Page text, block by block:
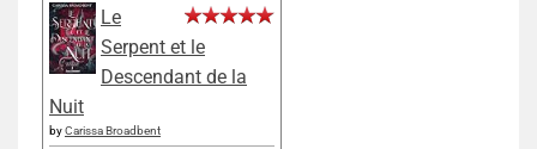
Le
Serpent et le
Descendant de la
Nuit
byCarissa Broadbent